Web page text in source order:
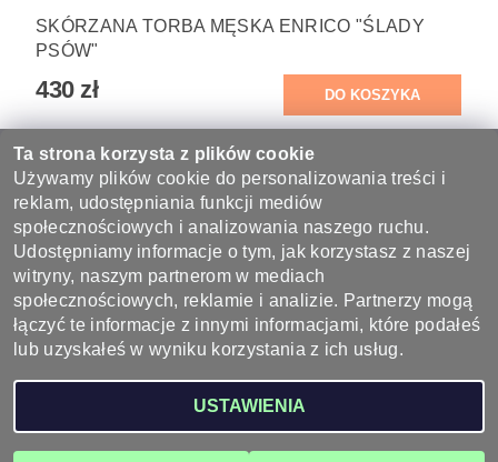
SKÓRZANA TORBA MĘSKA ENRICO "ŚLADY
PSÓW"
430 zł
Waga 0.1 kg
Bądź pierwszą osobą, która napisze opinię do tego produktu.
Dodaj komentarz
Wyroby ze skóry - sklep skórzany, galanteria skórzana
zastrzeżone
Ta strona korzysta z plików cookie
Używamy plików cookie do personalizowania treści i
reklam, udostępniania funkcji mediów
społecznościowych i analizowania naszego ruchu.
Udostępniamy informacje o tym, jak korzystasz z naszej
witryny, naszym partnerom w mediach
społecznościowych, reklamie i analizie. Partnerzy mogą
łączyć te informacje z innymi informacjami, które podałeś
lub uzyskałeś w wyniku korzystania z ich usług.
USTAWIENIA